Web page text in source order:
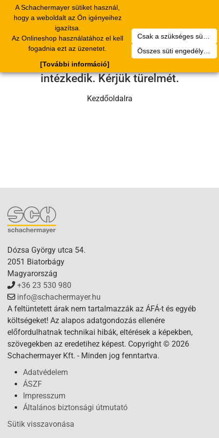
A Schachermayer sütiket használ,
hogy a weboldalt az Ön igényeihez
igazítsa.
Az Onlineshop használatához el kell
fogadnia ezt az üzenetet.
Összes süti engedélyezése
[További információ]
navigation
Sajnos technikai hiba történt.
Szervizcsapatunk hamarosan
intézkedik. Kérjük türelmét.
Kezdőoldalra
Dózsa György utca 54.
2051 Biatorbágy
Magyarország
+36 23 530 980
info@schachermayer.hu
A feltüntetett árak nem tartalmazzák az ÁFÁ-t és egyéb
költségeket! Az alapos adatgondozás ellenére
előfordulhatnak technikai hibák, eltérések a képekben,
szövegekben az eredetihez képest. Copyright © 2026
Schachermayer Kft. - Minden jog fenntartva.
Adatvédelem
ÁSZF
Impresszum
Általános biztonsági útmutató
Sütik visszavonása